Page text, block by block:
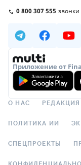
0 800 307 555
Приложение от
О НАС РЕДАКЦИЯ
ПОЛИТИКА ИИ
СПЕЦПРОЕКТЫ